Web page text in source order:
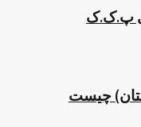
پ.ک.ک
چیست